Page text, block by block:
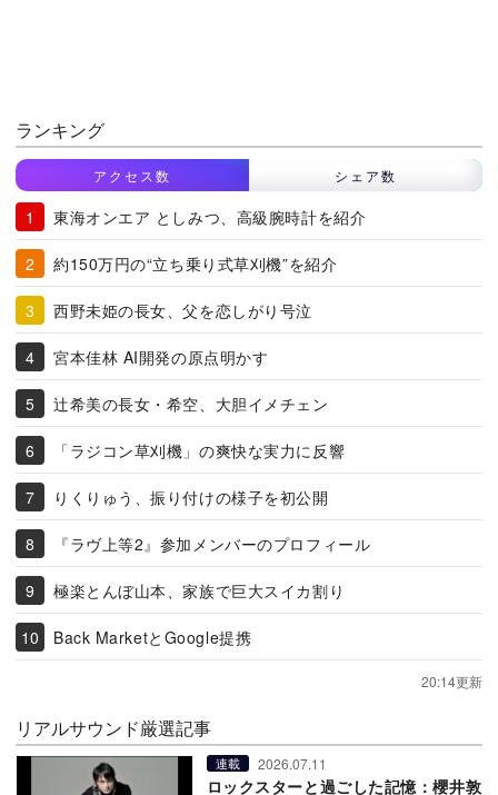
ランキング
アクセス数 シェア数
東海オンエア としみつ、高級腕時計を紹介
約150万円の“立ち乗り式草刈機”を紹介
西野未姫の長女、父を恋しがり号泣
宮本佳林 AI開発の原点明かす
辻希美の長女・希空、大胆イメチェン
「ラジコン草刈機」の爽快な実力に反響
りくりゅう、振り付けの様子を初公開
『ラヴ上等2』参加メンバーのプロフィール
極楽とんぼ山本、家族で巨大スイカ割り
Back MarketとGoogle提携
20:14更新
リアルサウンド厳選記事
連載 2026.07.11
ロックスターと過ごした記憶：櫻井敦